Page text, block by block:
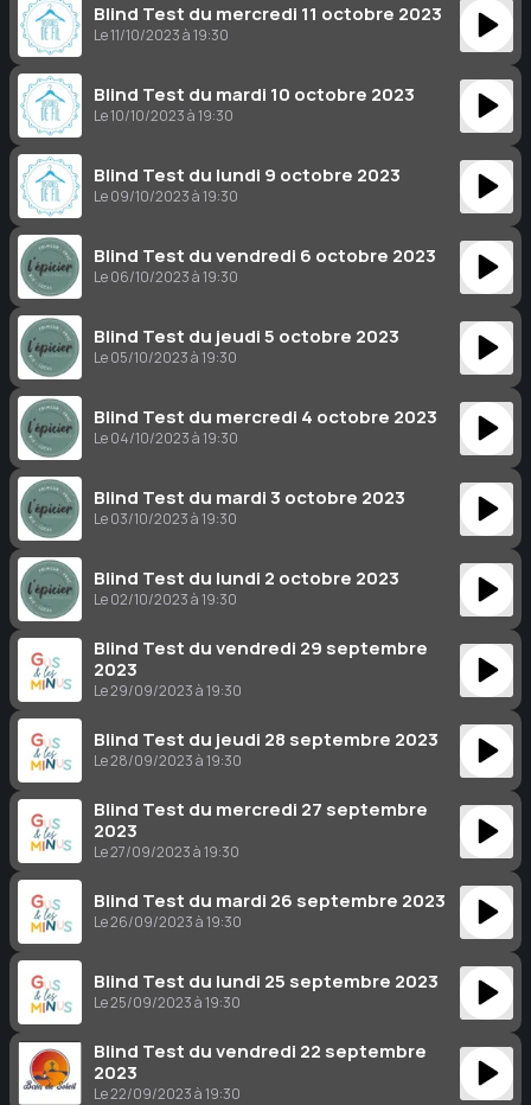
Blind Test du mercredi 11 octobre 2023
Le 11/10/2023 à 19:30
Blind Test du mardi 10 octobre 2023
Le 10/10/2023 à 19:30
Blind Test du lundi 9 octobre 2023
Le 09/10/2023 à 19:30
Blind Test du vendredi 6 octobre 2023
Le 06/10/2023 à 19:30
Blind Test du jeudi 5 octobre 2023
Le 05/10/2023 à 19:30
Blind Test du mercredi 4 octobre 2023
Le 04/10/2023 à 19:30
Blind Test du mardi 3 octobre 2023
Le 03/10/2023 à 19:30
Blind Test du lundi 2 octobre 2023
Le 02/10/2023 à 19:30
Blind Test du vendredi 29 septembre
2023
Le 29/09/2023 à 19:30
Blind Test du jeudi 28 septembre 2023
Le 28/09/2023 à 19:30
Blind Test du mercredi 27 septembre
2023
Le 27/09/2023 à 19:30
Blind Test du mardi 26 septembre 2023
Le 26/09/2023 à 19:30
Blind Test du lundi 25 septembre 2023
Le 25/09/2023 à 19:30
Blind Test du vendredi 22 septembre
2023
Le 22/09/2023 à 19:30